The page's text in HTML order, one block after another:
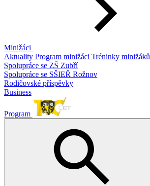
Minižáci
Aktuality Program minižáci Tréninky minižáků
Spolupráce se ZŠ Zubří
Spolupráce se SŠIEŘ Rožnov
Rodičovské příspěvky
Business
Program